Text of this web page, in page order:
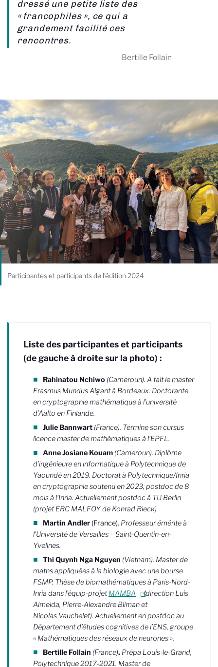
dressé une petite liste des
« francophiles », ce qui a
grandement facilité ces
rencontres.
Bertille Follain
Participantes et participants de l'édition 2024
Liste des participantes et participants
(de gauche à droite sur la photo) :
Rahinatou Nchiwo (Cameroun). A fait le master
Erasmus Mundus Algant à Bordeaux. Doctorante
en cryptographie mathématique à l’université
d’Aalto en Finlande.
Julie Bannwart (France). Termine son cursus
licence master de mathématiques à l’EPFL.
Anne Josiane Kouam (Cameroun). Diplôme
d’ingénieure en informatique à Polytechnique de
Yaoundé en 2019. Doctorat à Polytechnique/Inria
en cryptographie soutenu en 2023, postdoc de 8
mois à l’Inria. Actuellement postdoc à TU Berlin
(projet ERC MALFOY de Konrad Rieck)
Martin Andler (France). Professeur émérite à
l'Université de Versailles – Saint-Quentin-en-
Yvelines.
Thi Quynh Nga Nguyen (Vietnam). Master de
maths appliquées à la biologie avec une bourse
FSMP. Thèse de biomathématiques à Paris-Nord-
Inria dans l'équip-projetMAMBA
(direction Luis
Almeida, Pierre-Alexandre Bliman et
Nicolas Vauchelet). Actuellement en postdoc au
Département d’études cognitives de l’ENS, groupe
« Mathématiques des réseaux de neurones ».
Bertille Follain (France). Prépa Louis-le-Grand,
Polytechnique 2017-2021. Master de